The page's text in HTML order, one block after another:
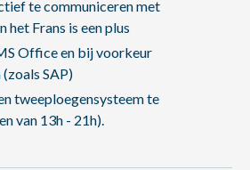
te communiceren met
het Frans is een plus
Office en bij voorkeur
SAP)
tweeploegensysteem te
van 13h - 21h).